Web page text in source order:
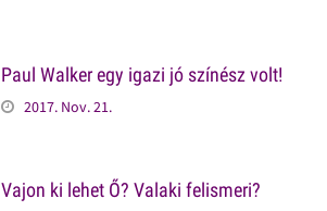
Paul Walker egy igazi jó színész volt!
2017. Nov. 21.
Vajon ki lehet Ő? Valaki felismeri?